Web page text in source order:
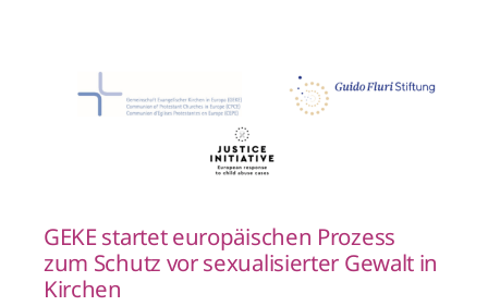
GEKE startet europäischen Prozess
zum Schutz vor sexualisierter Gewalt in
Kirchen